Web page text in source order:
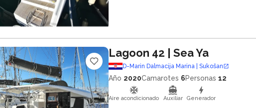
Lagoon 42 | Sea Ya
D-Marin Dalmacija Marina | Sukošan
Año 2020Camarotes 6Personas 12
Aire acondicionado Auxiliar Generador